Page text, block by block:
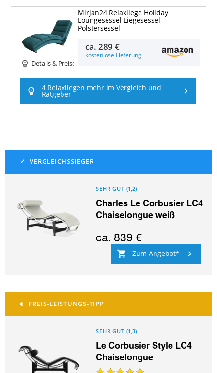
Details & Preise
Mirjan24 Relaxliege Holiday
Loungesessel Liegesessel
Polstersessel
ca.289 €
kostenlose Lieferung
4 Relaxliegen mehr im Vergleich und
Ratgeber
SEHR GUT (1,2)
Charles Le Corbusier LC4
Chaiselongue weiß
ca. 839 €
Zum Angebot
SEHR GUT (1,3)
Le Corbusier Style LC4
Chaiselongue